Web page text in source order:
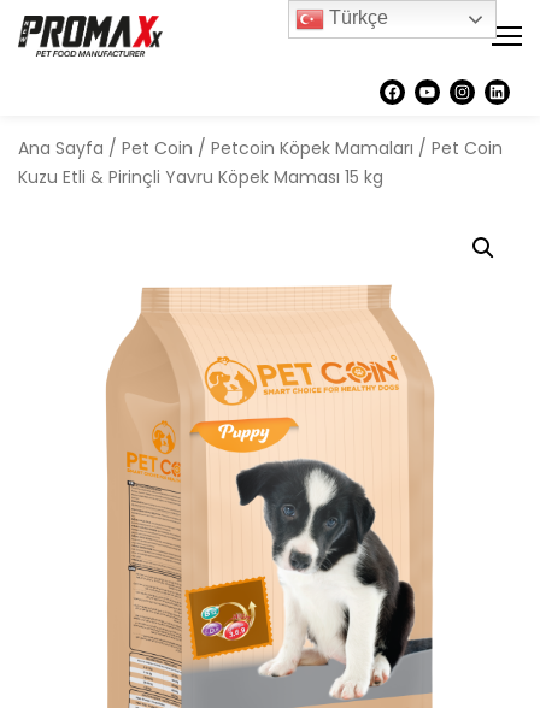
Ana Sayfa / Pet Coin / Petcoin Köpek Mamaları / Pet Coin
Kuzu Etli & Pirinçli Yavru Köpek Maması 15 kg
Türkçe